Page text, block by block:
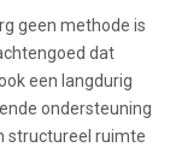
geen methode is
dat
een langdurig
ondersteuning
structureel ruimte